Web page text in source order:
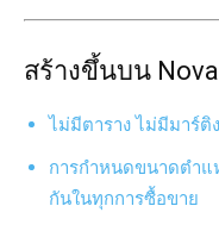
สร้างขึ้นบน
ไม่มีตาราง ไม่มีมาร์ติ
การกำหนดขนาดตำแ
กันในทุกการซื้อขาย